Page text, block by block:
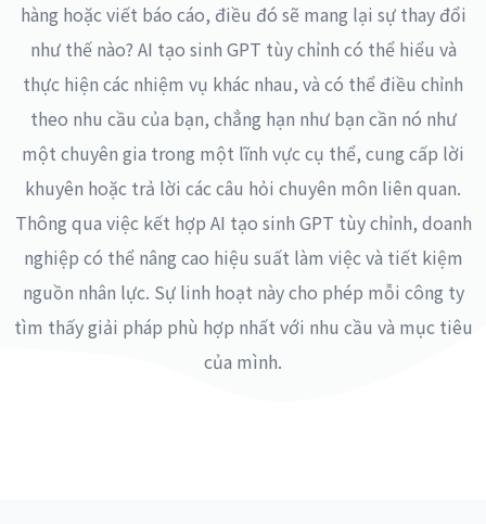
hàng hoặc viết báo cáo, điều đó sẽ mang lại sự thay đổi
như thế nào? AI tạo sinh GPT tùy chỉnh có thể hiểu và
thực hiện các nhiệm vụ khác nhau, và có thể điều chỉnh
theo nhu cầu của bạn, chẳng hạn như bạn cần nó như
một chuyên gia trong một lĩnh vực cụ thể, cung cấp lời
khuyên hoặc trả lời các câu hỏi chuyên môn liên quan.
Thông qua việc kết hợp AI tạo sinh GPT tùy chỉnh, doanh
nghiệp có thể nâng cao hiệu suất làm việc và tiết kiệm
nguồn nhân lực. Sự linh hoạt này cho phép mỗi công ty
tìm thấy giải pháp phù hợp nhất với nhu cầu và mục tiêu
của mình.